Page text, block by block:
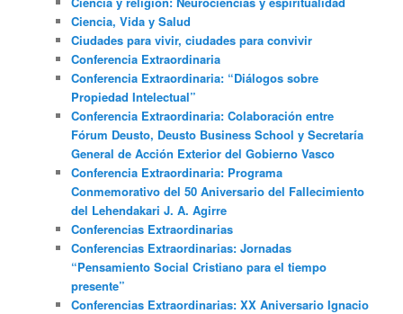
Ciencia, Vida y Salud
Ciudades para vivir, ciudades para convivir
Conferencia Extraordinaria
Conferencia Extraordinaria: “Diálogos sobre
Propiedad Intelectual”
Conferencia Extraordinaria: Colaboración entre
Fórum Deusto, Deusto Business School y Secretaría
General de Acción Exterior del Gobierno Vasco
Conferencia Extraordinaria: Programa
Conmemorativo del 50 Aniversario del Fallecimiento
del Lehendakari J. A. Agirre
Conferencias Extraordinarias
Conferencias Extraordinarias: Jornadas
“Pensamiento Social Cristiano para el tiempo
presente”
Conferencias Extraordinarias: XX Aniversario Ignacio